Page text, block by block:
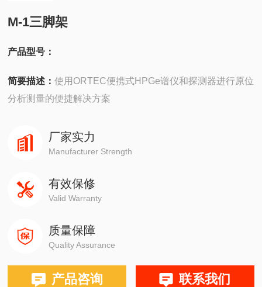
M-1三脚架
产品型号：
简要描述：使用ORTEC便携式HPGe谱仪和探测器进行原位
分析测量的便捷解决方案
厂家实力
Manufacturer Strength
有效保修
Valid Warranty
质量保障
Quality Assurance
产品咨询 联系我们